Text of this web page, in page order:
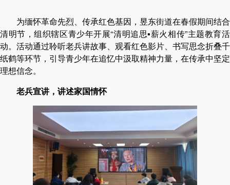
为缅怀革命先烈、传承红色基因，昱东街道在春假期间结合
清明节，组织辖区青少年开展“清明追思▪薪火相传”主题教育活
动。活动通过聆听老兵讲故事、观看红色影片、书写思念折叠千
纸鹤等环节，引导青少年在追忆中汲取精神力量，在传承中坚定
理想信念。
老兵宣讲，讲述家国情怀